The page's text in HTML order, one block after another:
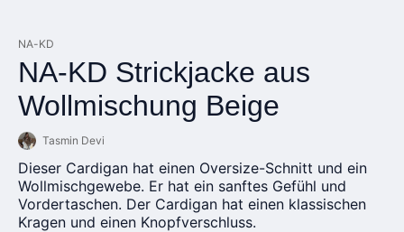
NA-KD
NA-KD Strickjacke aus
Wollmischung Beige
Tasmin Devi
Dieser Cardigan hat einen Oversize-Schnitt und ein
Wollmischgewebe. Er hat ein sanftes Gefühl und
Vordertaschen. Der Cardigan hat einen klassischen
Kragen und einen Knopfverschluss.